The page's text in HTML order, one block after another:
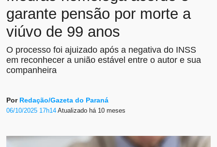
garante pensão por morte a
viúvo de 99 anos
O processo foi ajuizado após a negativa do INSS
em reconhecer a união estável entre o autor e sua
companheira
Por Redação/Gazeta do Paraná
06/10/2025 17h14Atualizado há 10 meses